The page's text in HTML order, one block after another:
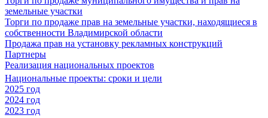
земельные участки
Торги по продаже прав на земельные участки, находящиеся в
собственности Владимирской области
Продажа прав на установку рекламных конструкций
Партнеры
Реализация национальных проектов
Национальные проекты: сроки и цели
2025 год
2024 год
2023 год